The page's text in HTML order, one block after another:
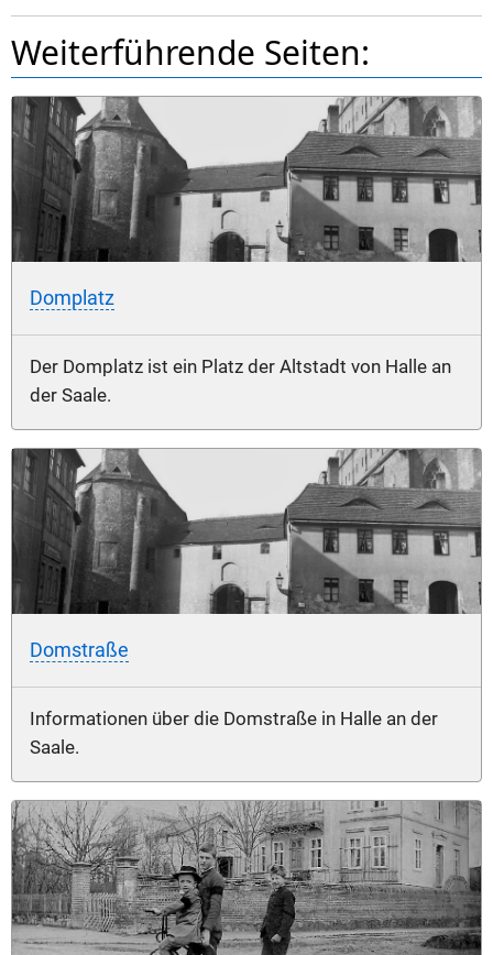
Weiterführende Seiten:
Domplatz
Der Domplatz ist ein Platz der Altstadt von Halle an
der Saale.
Domstraße
Informationen über die Domstraße in Halle an der
Saale.